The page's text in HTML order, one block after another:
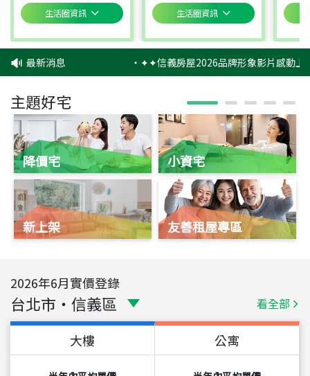
生活圈資訊 生活圈資訊
最新消息 ‧✦✦信義房屋2026品牌形象影片感動上
主題好宅
降價宅
新上架
小資宅
友善租屋專區
2026年6月實價登錄
台北市 ・ 信義區 看全部
大樓 公寓